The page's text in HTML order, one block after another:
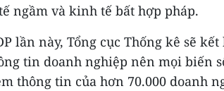
ngầm và kinh tế bất hợp pháp.
lần này, Tổng cục Thống kê sẽ
tin doanh nghiệp nên mọi biến
thông tin của hơn 70.000 doanh